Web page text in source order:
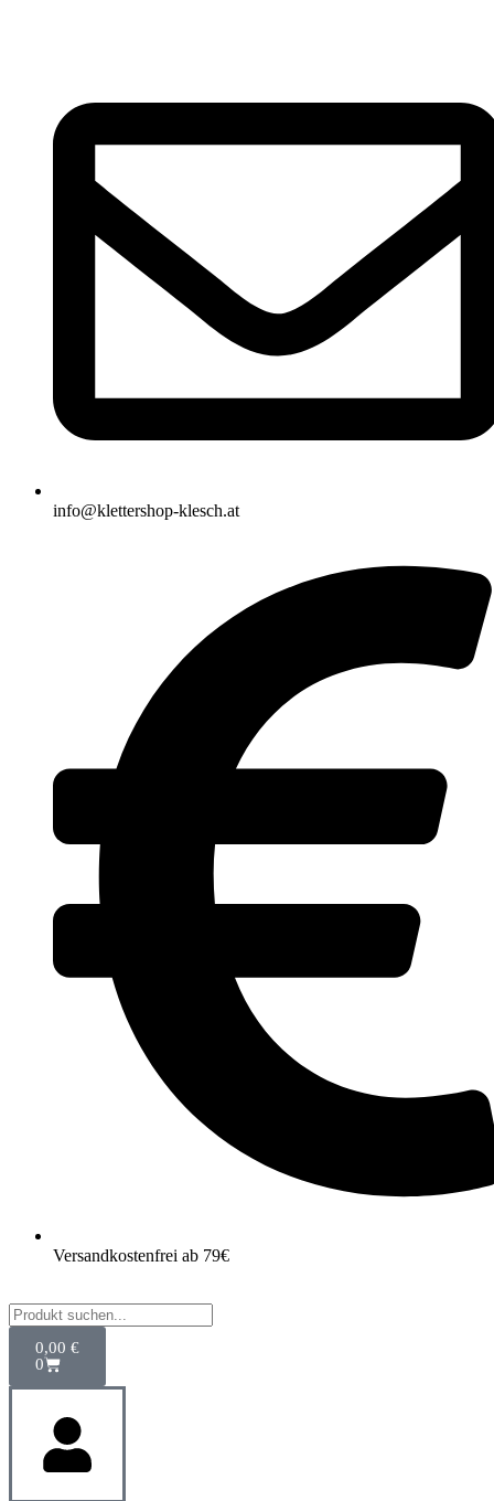
info@klettershop-klesch.at
Versandkostenfrei ab 79€
0,00 €
0